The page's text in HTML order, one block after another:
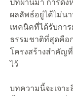
ปีที่ผ่านมา การดึง
ผลลัพธ์อยู่ได้ไม่น
เทคนิคที่ได้รับกา
ธรรมชาติที่สุดคือ
โครงสร้างสำคัญ
ไว้
บทความนี้จะเจาะ